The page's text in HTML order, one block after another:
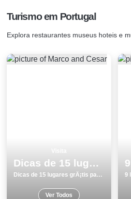
Turismo em Portugal
Explora restaurantes museus hoteis e
Dicas de 15 lugares grÃ¡tis para visitar monumentos de Portalegre
Dicas de 15 lugares grÃ¡tis para visitar monumentos de Portalegre
Ver Todos